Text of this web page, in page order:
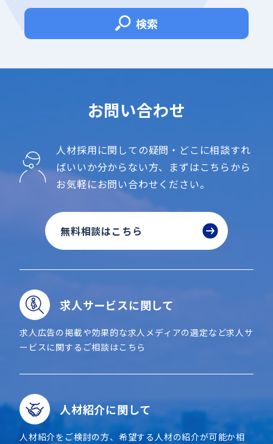
検索
お問い合わせ
人材採用に関しての疑問・どこに相談すれ
ばいいか分からない方、 まずはこちらから
お気軽にお問い合わせください。
無料相談はこちら
求人サービスに関して
求人広告の掲載や効果的な求人メディアの選定など求人サ
ービスに関するご相談はこちら
人材紹介に関して
人材紹介をご検討の方、希望する人材の紹介が可能か相